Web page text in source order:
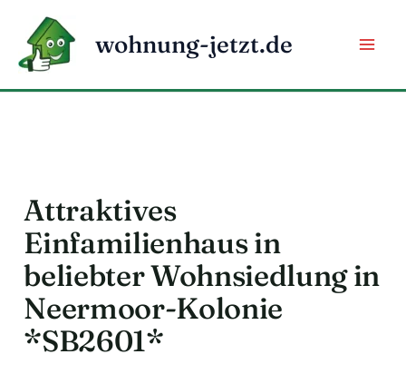
Inhalt
springen
wohnung-jetzt.de
Attraktives
Einfamilienhaus in
beliebter Wohnsiedlung in
Neermoor-Kolonie
*SB2601*